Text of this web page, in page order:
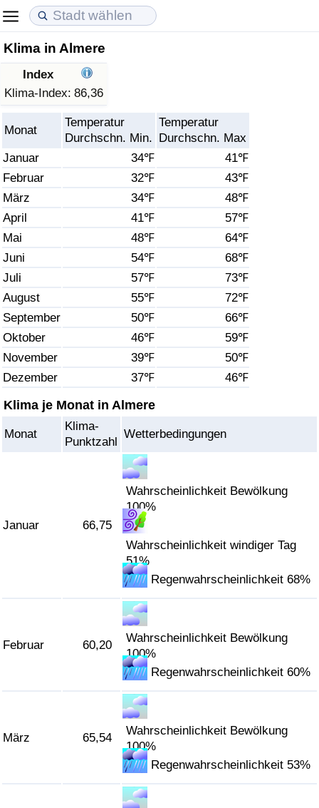
Klima in Almere
Index
Klima-Index: 86,36
Monat
Temperatur
Durchschn. Min.
Temperatur
Durchschn. Max
Januar
34℉
41℉
Februar
32℉
43℉
März
34℉
48℉
April
41℉
57℉
Mai
48℉
64℉
Juni
54℉
68℉
Juli
57℉
73℉
August
55℉
72℉
September
50℉
66℉
Oktober
46℉
59℉
November
39℉
50℉
Dezember
37℉ 46℉
Klima je Monat in Almere
Monat
Klima-
Punktzahl
Wetterbedingungen
Januar 66,75
Wahrscheinlichkeit Bewölkung
100%
Wahrscheinlichkeit windiger Tag
51%
Regenwahrscheinlichkeit 68%
Februar 60,20
Wahrscheinlichkeit Bewölkung
100%
Regenwahrscheinlichkeit 60%
März 65,54
Wahrscheinlichkeit Bewölkung
100%
Regenwahrscheinlichkeit 53%
Lebenshaltungskosten
Lebenshaltungskosten-Index (aktuell)
Lebenshaltungskosten-Index
Lebenshaltungskosten-Index nach Land
in Akaba
Immobilienpreise
Immobilienpreis-Index (aktuell)
Immobilienpreis-Index
Immobilienpreis-Index nach Land
Lebensqualität
Lebensqualität-Index
Lebensqualität-Index (aktuell)
Lebensqualitätsindex nach Land
Kriminalität
Kriminalitäts-Index (aktuell)
Kriminalitäts-Index
Kriminalitätsindex nach Land
Gesundheitsversorgung
Gesundheitsversorgungs-Index (aktuell)
Gesundheitsversorgungs-Index nach Land
Umweltverschmutzung
Umweltverschmutzungs-Index (aktuell)
Verschmutzungsindex
Umweltverschmutzungs-Index nach Land
Verkehrs-Index (aktuell)
Verkehrs-Index nach Land